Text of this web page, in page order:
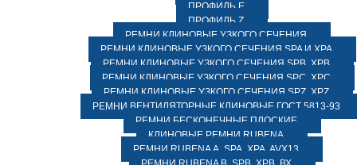
ПРОФИЛЬ E
ПРОФИЛЬ Z
РЕМНИ КЛИНОВЫЕ УЗКОГО СЕЧЕНИЯ
РЕМНИ КЛИНОВЫЕ УЗКОГО СЕЧЕНИЯ SPA И XPA
РЕМНИ КЛИНОВЫЕ УЗКОГО СЕЧЕНИЯ SPB, XPB
РЕМНИ КЛИНОВЫЕ УЗКОГО СЕЧЕНИЯ SPC, XPC
РЕМНИ КЛИНОВЫЕ УЗКОГО СЕЧЕНИЯ SPZ, XPZ
РЕМНИ ВЕНТИЛЯТОРНЫЕ КЛИНОВЫЕ ГОСТ 5813-93
РЕМНИ БЕСКОНЕЧНЫЕ ПЛОСКИЕ
КЛИНОВЫЕ РЕМНИ RUBENA
РЕМНИ RUBENA А, SPA, XPA, AVX13